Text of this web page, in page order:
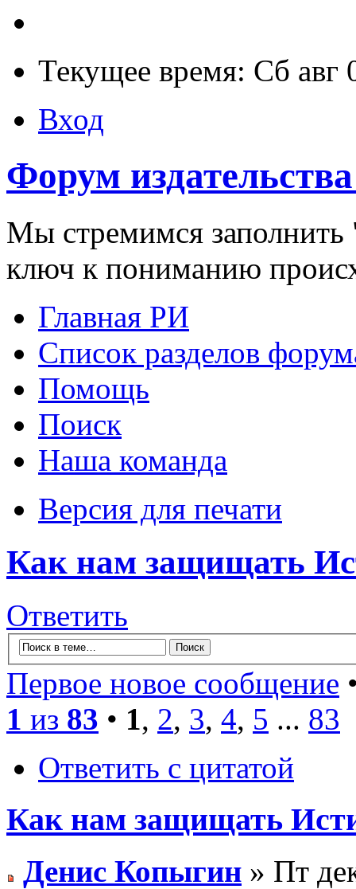
Текущее время: Сб авг
Вход
Форум
Мы стремимся заполнить
ключ к пониманию
Главная РИ
Список разделов
Помощь
Поиск
Наша команда
Версия для печати
Как нам защищать
Ответить
Первое новое сообщение
1 из 83 • 1, 2, 3, 4, 5 ... 83
Ответить с цитатой
Как нам защищать
Денис Копыгин » Пт